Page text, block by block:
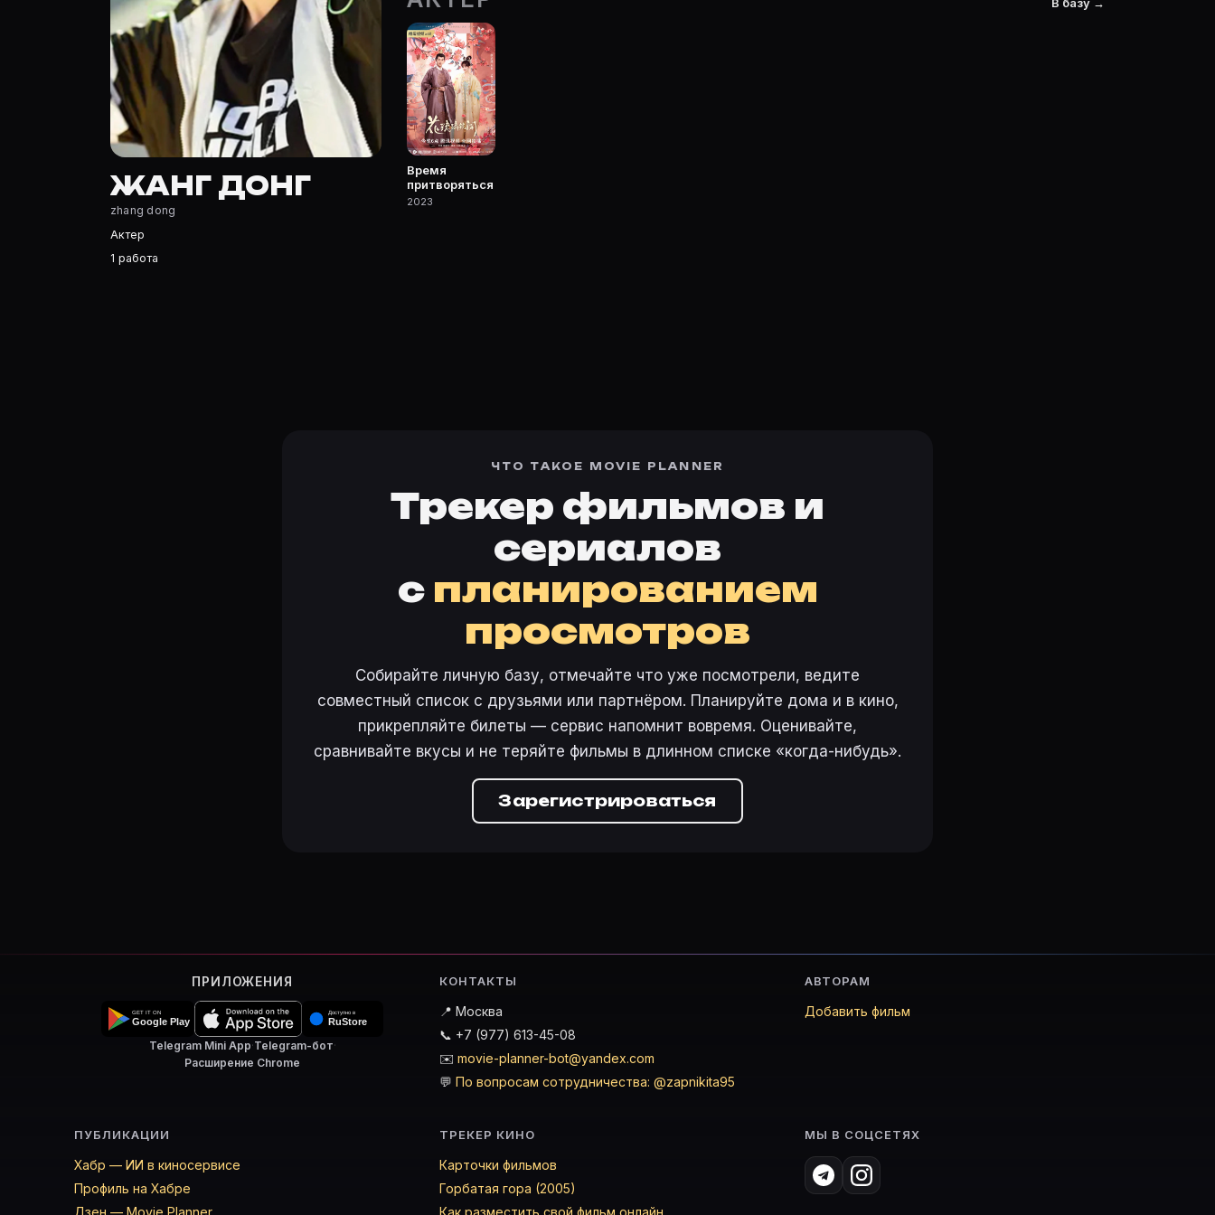
Жанг Донг — Актер. Биография и роли на карточке Movie Planner.
Где открыть фильмографию Жанг Донг?
На Movie Planner: https://movie-planner.ru/s/7172939 — фильмы, сериалы, роли и фото.
ЖАНГ ДОНГ
zhang dong
Актер
1 работа
Время
притворяться
2023
ЧТО ТАКОЕ MOVIE PLANNER
Трекер фильмов и
сериалов
с планированием
просмотров
Собирайте личную базу, отмечайте что уже посмотрели, ведите
совместный список с друзьями или партнёром. Планируйте дома и в кино,
прикрепляйте билеты — сервис напомнит вовремя. Оценивайте,
сравнивайте вкусы и не теряйте фильмы в длинном списке «когда-нибудь».
Зарегистрироваться
ПРИЛОЖЕНИЯ
Telegram Mini App·Telegram-бот·
Расширение Chrome
КОНТАКТЫ
📍 Москва
📞 +7 (977) 613-45-08
✉️ movie-planner-bot@yandex.com
💬 По вопросам сотрудничества: @zapnikita95
АВТОРАМ
Добавить фильм
ПУБЛИКАЦИИ
Хабр — ИИ в киносервисе
Профиль на Хабре
Дзен — Movie Planner
ТРЕКЕР КИНО
Карточки фильмов
Горбатая гора (2005)
Как разместить свой фильм онлайн
МЫ В СОЦСЕТЯХ